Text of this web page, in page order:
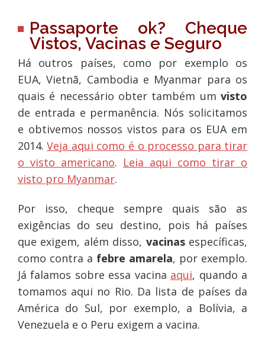
Passaporte ok? Cheque
Vistos, Vacinas e Seguro
Há outros países, como por exemplo os
EUA, Vietnã, Cambodia e Myanmar para os
quais é necessário obter também umvisto
de entrada e permanência. Nós solicitamos
e obtivemos nossos vistos para os EUA em
2014.Veja aqui como é o processo para tirar
o visto americano. Leia aqui como tirar o
visto pro Myanmar.
Por isso, cheque sempre quais são as
exigências do seu destino, pois há países
que exigem, além disso, vacinasespecíficas,
como contra a febre amarela, por exemplo.
Já falamos sobre essa vacina aqui, quando a
tomamos aqui no Rio. Da lista de países da
América do Sul, por exemplo, a Bolívia, a
Venezuela e o Peru exigem a vacina.